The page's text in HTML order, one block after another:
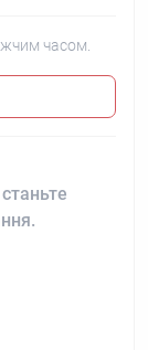
часом.